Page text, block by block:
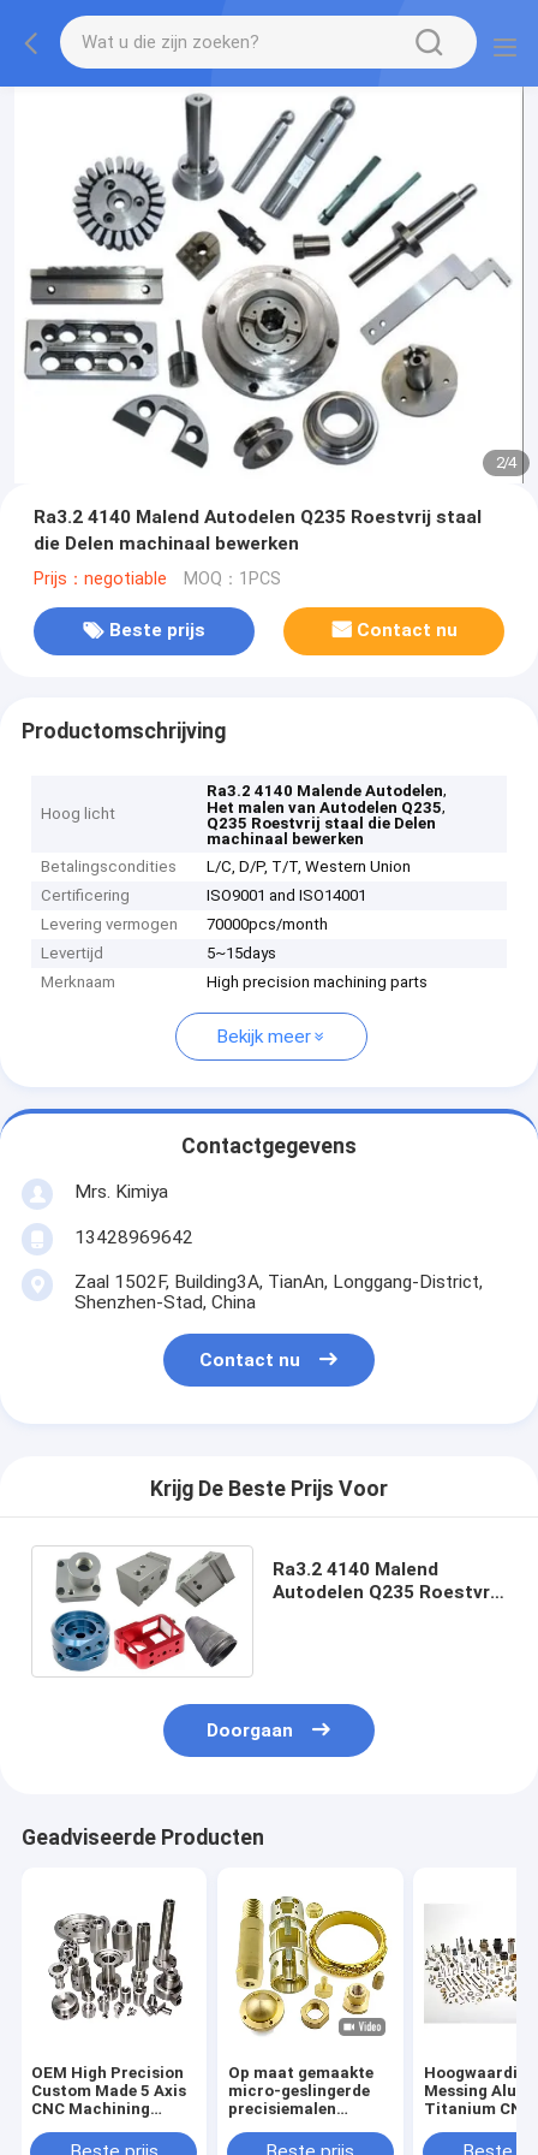
2/4
Ra3.2 4140 Malend Autodelen Q235 Roestvrij staal
die Delen machinaal bewerken
Prijs：negotiable MOQ：1PCS
Beste prijs Contact nu
Productomschrijving
Hoog licht
Ra3.2 4140 Malende Autodelen,
Het malen van Autodelen Q235,
Q235 Roestvrij staal die Delen
machinaal bewerken
Betalingscondities
L/C, D/P, T/T, Western Union
Certificering
ISO9001 and ISO14001
Levering vermogen
70000pcs/month
Levertijd
5~15days
Merknaam
High precision machining parts
Bekijk meer
Contactgegevens
Mrs. Kimiya
13428969642
Zaal 1502F, Building3A, TianAn, Longgang-District,
Shenzhen-Stad, China
Contact nu
Krijg De Beste Prijs Voor
Ra3.2 4140 Malend
Autodelen Q235 Roestvrij
Doorgaan
Geadviseerde Producten
OEM High Precision
Custom Made 5 Axis
CNC Machining
onderdelen
Op maat gemaakte
micro-geslingerde
precisiemalen
metaal Spare Milling
Hoogwaardige
Messing
Titanium CNC